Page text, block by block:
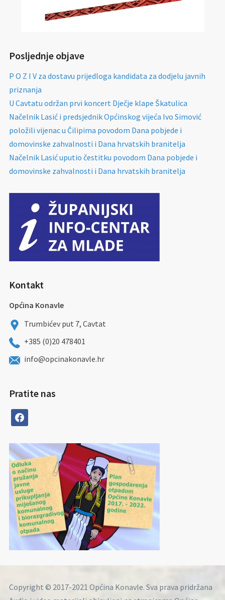
Posljednje objave
P O Z I V za dostavu prijedloga kandidata za dodjelu javnih
priznanja
U Cavtatu održan prvi koncert Dječje klape Škatulica
Načelnik Lasić i predsjednik Općinskog vijeća Ivo Simović
položili vijenac u Čilipima povodom Dana pobjede i
domovinske zahvalnosti i Dana hrvatskih branitelja
Načelnik Lasić uputio čestitku povodom Dana pobjede i
domovinske zahvalnosti i Dana hrvatskih branitelja
Kontakt
Općina Konavle
Trumbićev put 7, Cavtat
+385 (0)20 478401
info@opcinakonavle.hr
Pratite nas
facebook
Copyright © 2017-2021 Općina Konavle. Sva prava pridržana